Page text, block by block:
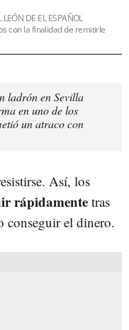
DE EL ESPAÑOL
con la finalidad de remitirle
ladrón en Sevilla
en uno de los
un atraco con
Así, los
rápidamente tras
conseguir el dinero.